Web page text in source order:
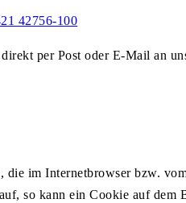
42756-100
per Post oder E-Mail an
die im Internetbrowser bzw.
so kann ein Cookie auf dem